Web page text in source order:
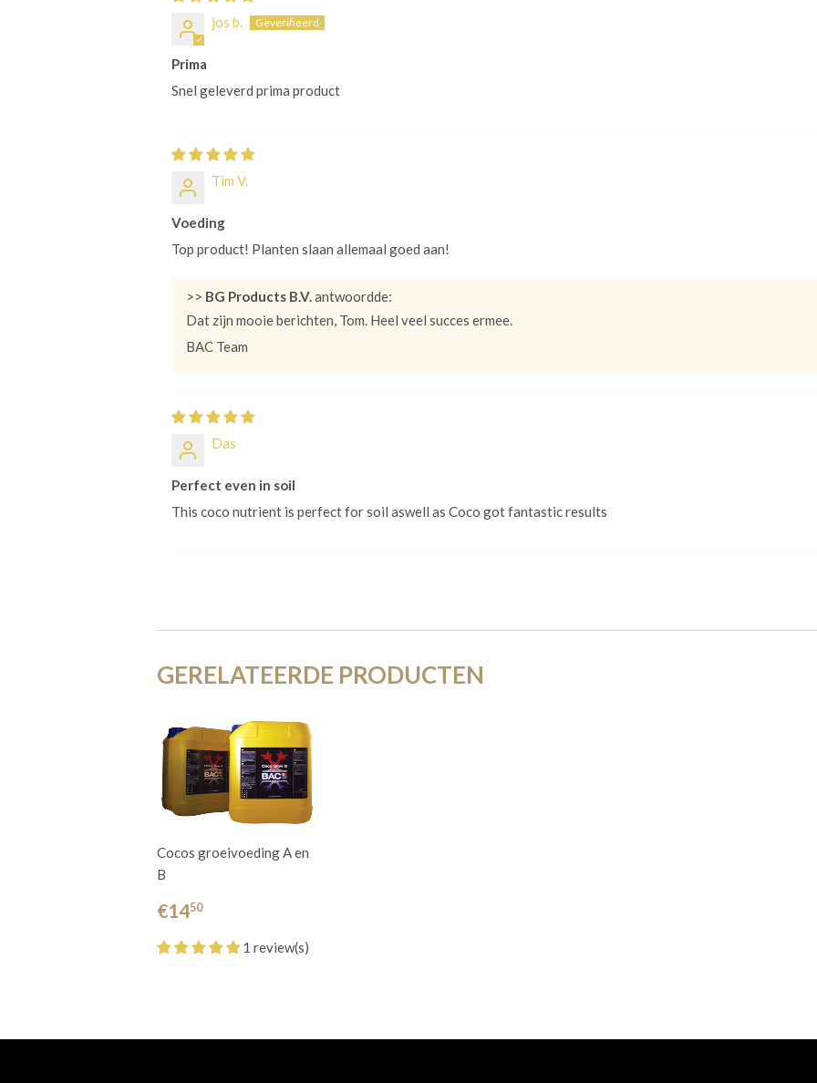
jos b.
Prima
Snel geleverd prima product
Tim V.
Voeding
Top product! Planten slaan allemaal goed aan!
>> BG Products B.V.antwoordde:
Dat zijn mooie berichten, Tom. Heel veel succes ermee.
BAC Team
Das
Perfect even in soil
This coco nutrient is perfect for soil aswell as Coco got fantastic results
GERELATEERDE PRODUCTEN
Cocos groeivoeding A en
B
€1450
1 review(s)